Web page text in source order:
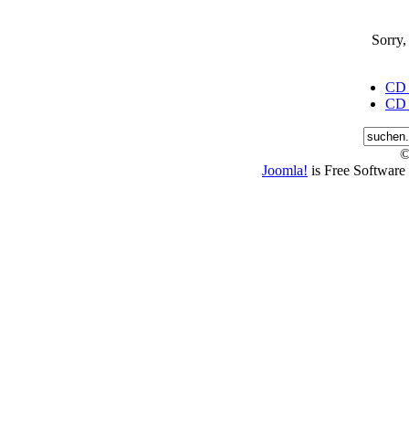
CD
CD
Joomla! is Free